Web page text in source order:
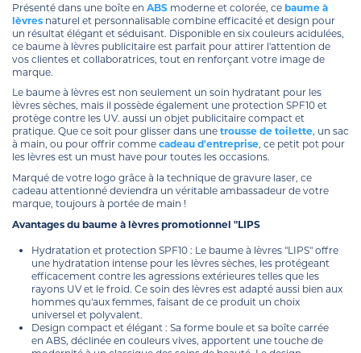
Présenté dans une boîte en ABS moderne et colorée, ce baume à
lèvres naturel et personnalisable combine efficacité et design pour
un résultat élégant et séduisant. Disponible en six couleurs acidulées,
ce baume à lèvres publicitaire est parfait pour attirer l'attention de
vos clientes et collaboratrices, tout en renforçant votre image de
marque.
Le baume à lèvres est non seulement un soin hydratant pour les
lèvres sèches, mais il possède également une protection SPF10 et
protège contre les UV. aussi un objet publicitaire compact et
pratique. Que ce soit pour glisser dans une trousse de toilette, un sac
à main, ou pour offrir comme cadeau d'entreprise, ce petit pot pour
les lèvres est un must have pour toutes les occasions.
Marqué de votre logo grâce à la technique de gravure laser, ce
cadeau attentionné deviendra un véritable ambassadeur de votre
marque, toujours à portée de main !
Avantages du baume à lèvres promotionnel "LIPS
Hydratation et protection SPF10 : Le baume à lèvres "LIPS" offre
une hydratation intense pour les lèvres sèches, les protégeant
efficacement contre les agressions extérieures telles que les
rayons UV et le froid. Ce soin des lèvres est adapté aussi bien aux
hommes qu'aux femmes, faisant de ce produit un choix
universel et polyvalent.
Design compact et élégant : Sa forme boule et sa boîte carrée
en ABS, déclinée en couleurs vives, apportent une touche de